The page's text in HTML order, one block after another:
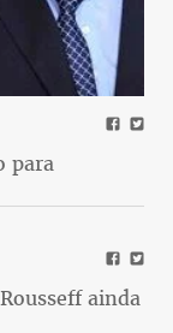
para
ainda